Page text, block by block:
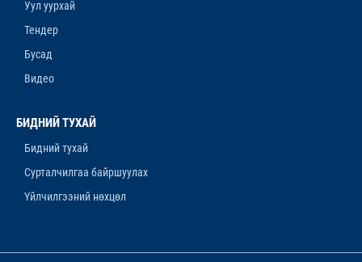
11-р сар. 14, 2025, 5:53 p.m.
Уул уурхай
Тендер
Бусад
Видео
БИДНИЙ ТУХАЙ
Бидний тухай
Сурталчилгаа байршуулах
Үйлчилгээний нөхцөл